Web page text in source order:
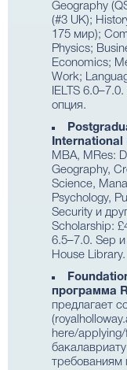
Geography
(#3 UK);
175 мир);
Physics;
Economics;
Work;
IELTS
опция.
International
MBA, MRes:
Geography,
Science,
Psychology,
Security и
Scholarship:
6.5–7.0. Sep
House Library.
программа
предлагает
here/
требованиям